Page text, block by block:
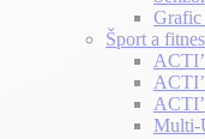
Grafic
Šport a fitnes
Multi-